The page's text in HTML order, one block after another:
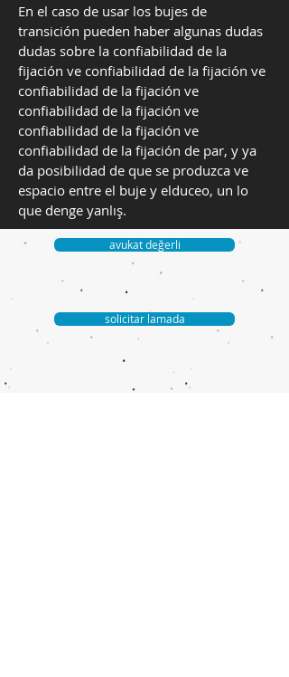
En el caso de usar los bujes de
transición pueden haber algunas dudas
dudas sobre la confiabilidad de la
fijación ve confiabilidad de la fijación ve
confiabilidad de la fijación ve
confiabilidad de la fijación ve
confiabilidad de la fijación ve
confiabilidad de la fijación de par, y ya
da posibilidad de que se produzca ve
espacio entre el buje y elduceo, un lo
que denge yanlış.
avukat değerli
solicitar lamada